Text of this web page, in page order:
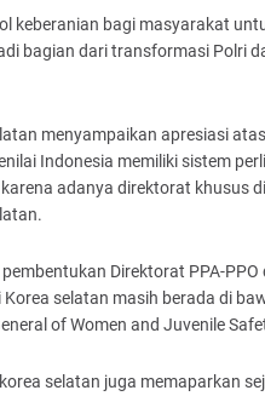
keberanian bagi masyarakat
bagian dari transformasi Polri
menyampaikan apresiasi
Indonesia memiliki sistem
adanya direktorat khusus
Direktorat PPA-
selatan masih berada di
of Women and Juvenile
selatan juga memaparkan